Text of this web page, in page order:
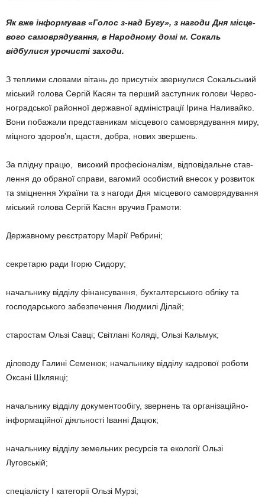
Як вже інформував «Голос з-над Бугу», з нагоди Дня місце­
вого самоврядування, в Народ­ному домі м. Сокаль
відбулися урочисті заходи.
З теплими словами вітань до присутніх звернулися Сокальський
міський голова Сергій Касян та перший заступник голови Черво­
но­градської районної державної адміністрації Ірина Наливайко.
Вони побажали представникам місцевого самоврядування миру,
міцного здоров’я, щастя, добра, нових звершень.
За плідну працю, високий про­фе­­сіоналізм, відповідальне став­
лення до обраної справи, вагомий особистий внесок у розвиток
та зміцнення України та з нагоди Дня місцевого самоврядування
міський голова Сергій Касян вручив Гра­моти:
Державному реєстратору Марії Ребрині;
секретарю ради Ігорю Сидору;
начальнику відділу фінансу­вання, бухгалтерського обліку та
господарського забезпечення Людмилі Ділай;
старостам Ользі Савці; Світ­лані Коляді, Ользі Кальмук;
діловоду Галині Семенюк; начальнику відділу кадрової роботи
Оксані Шклянці;
начальнику відділу докумен­тообігу, звернень та організа­ційно-
інформаційної діяльності Іванні Дацюк;
начальнику відділу земель­них ресурсів та екології Ользі
Луговській;
cпеціалісту І категорії Ользі Мурзі;